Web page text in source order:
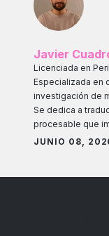
Javier
Licenciada en
Especializada en
investigación de
Se dedica a
procesable que
JUNIO 08,